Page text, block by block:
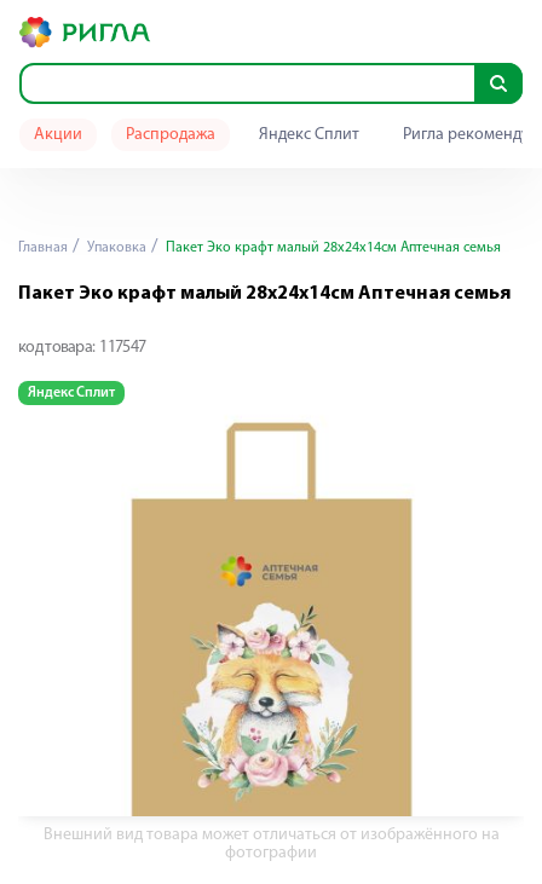
Акции Распродажа Яндекс Сплит Ригла
Главная Упаковка Пакет Эко крафт малый 28х24х14см Аптечная семья
Пакет Эко крафт малый 28х24х14см Аптечная семья
код товара: 117547
Яндекс Сплит
Внешний вид товара может отличаться от изображённого на
фотографии